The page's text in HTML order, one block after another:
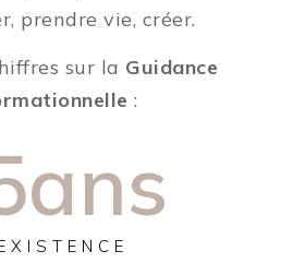
prendre vie, créer.
sur la Guidance
:
ans